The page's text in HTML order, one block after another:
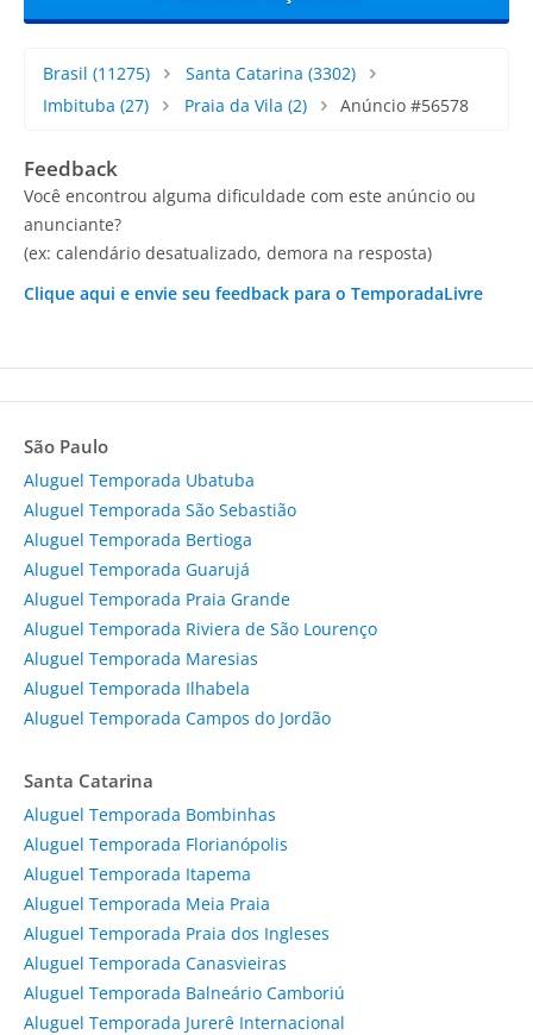
Brasil (11275) Santa Catarina (3302)
Imbituba (27) Praia da Vila (2) Anúncio #56578
Feedback
Você encontrou alguma dificuldade com este anúncio ou
anunciante?
(ex: calendário desatualizado, demora na resposta)
Clique aqui e envie seu feedback para o TemporadaLivre
São Paulo
Aluguel Temporada Ubatuba
Aluguel Temporada São Sebastião
Aluguel Temporada Bertioga
Aluguel Temporada Guarujá
Aluguel Temporada Praia Grande
Aluguel Temporada Riviera de São Lourenço
Aluguel Temporada Maresias
Aluguel Temporada Ilhabela
Aluguel Temporada Campos do Jordão
Santa Catarina
Aluguel Temporada Bombinhas
Aluguel Temporada Florianópolis
Aluguel Temporada Itapema
Aluguel Temporada Meia Praia
Aluguel Temporada Praia dos Ingleses
Aluguel Temporada Canasvieiras
Aluguel Temporada Balneário Camboriú
Aluguel Temporada Jurerê Internacional